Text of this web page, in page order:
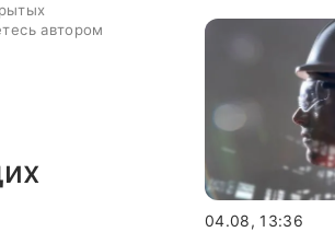
автором
04.08, 13:36